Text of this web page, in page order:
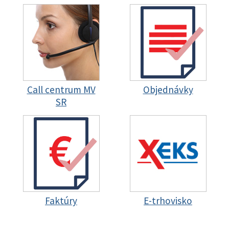
Call centrum MV
SR
Objednávky
Faktúry E-trhovisko